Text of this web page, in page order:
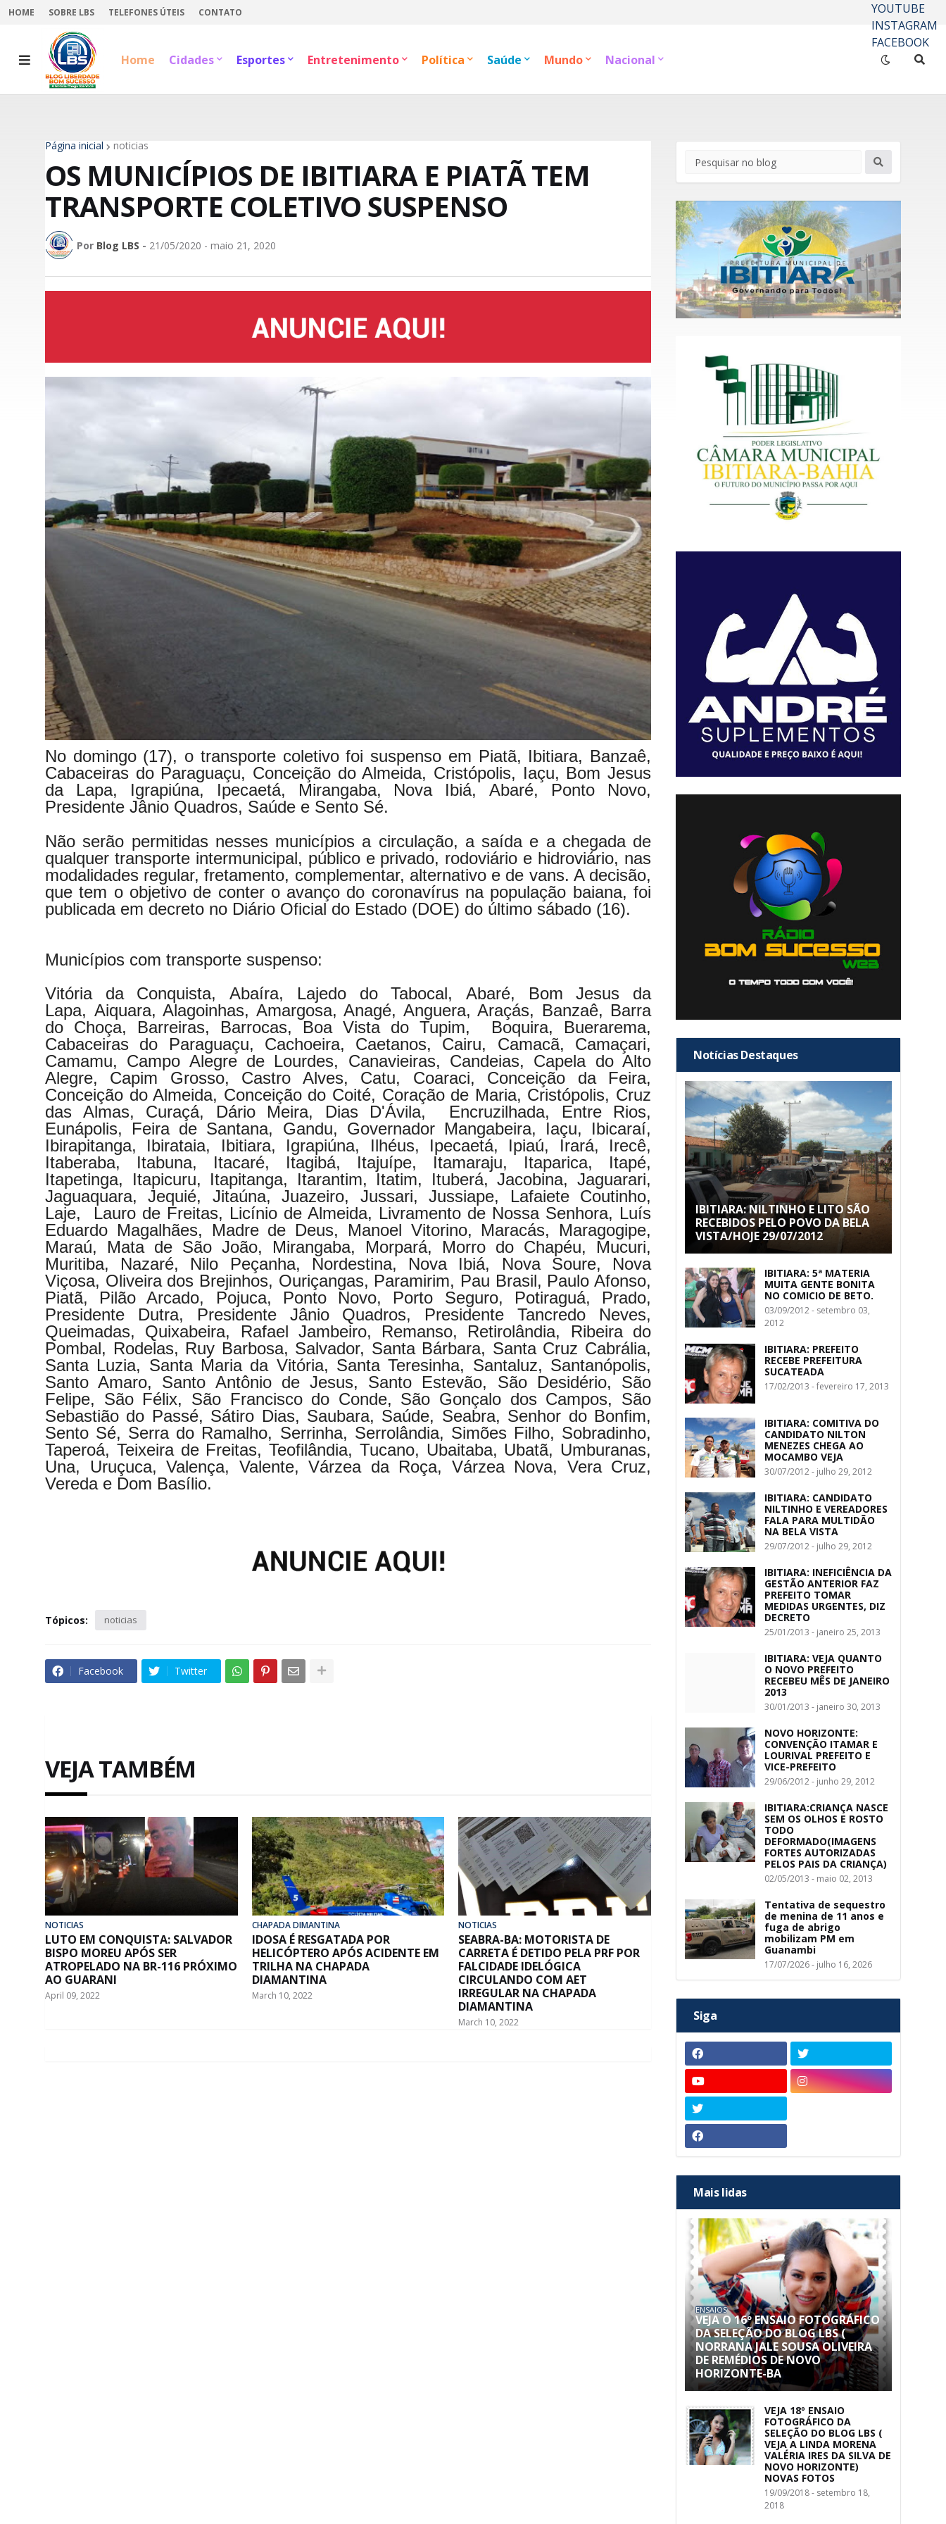
HOME SOBRE LBS TELEFONES ÚTEIS CONTATO
YOUTUBE
INSTAGRAM
FACEBOOK
Home
Cidades Esportes Entretenimento Política Saúde Mundo Nacional
Página inicial noticias
OS MUNICÍPIOS DE IBITIARA E PIATÃ TEM
TRANSPORTE COLETIVO SUSPENSO
Por Blog LBS - 21/05/2020 - maio 21, 2020
No domingo (17), o transporte coletivo foi suspenso em Piatã, Ibitiara, Banzaê,
Cabaceiras do Paraguaçu, Conceição do Almeida, Cristópolis, Iaçu, Bom Jesus
da Lapa, Igrapiúna, Ipecaetá, Mirangaba, Nova Ibiá, Abaré, Ponto Novo,
Presidente Jânio Quadros, Saúde e Sento Sé.
Não serão permitidas nesses municípios a circulação, a saída e a chegada de
qualquer transporte intermunicipal, público e privado, rodoviário e hidroviário, nas
modalidades regular, fretamento, complementar, alternativo e de vans. A decisão,
que tem o objetivo de conter o avanço do coronavírus na população baiana, foi
publicada em decreto no Diário Oficial do Estado (DOE) do último sábado (16).
Municípios com transporte suspenso:
Vitória da Conquista, Abaíra, Lajedo do Tabocal, Abaré, Bom Jesus da
Lapa, Aiquara, Alagoinhas, Amargosa, Anagé, Anguera, Araçás, Banzaê, Barra
do Choça, Barreiras, Barrocas, Boa Vista do Tupim, Boquira, Buerarema,
Cabaceiras do Paraguaçu, Cachoeira, Caetanos, Cairu, Camacã, Camaçari,
Camamu, Campo Alegre de Lourdes, Canavieiras, Candeias, Capela do Alto
Alegre, Capim Grosso, Castro Alves, Catu, Coaraci, Conceição da Feira,
Conceição do Almeida, Conceição do Coité, Coração de Maria, Cristópolis, Cruz
das Almas, Curaçá, Dário Meira, Dias D'Ávila, Encruzilhada, Entre Rios,
Eunápolis, Feira de Santana, Gandu, Governador Mangabeira, Iaçu, Ibicaraí,
Ibirapitanga, Ibirataia, Ibitiara, Igrapiúna, Ilhéus, Ipecaetá, Ipiaú, Irará, Irecê,
Itaberaba, Itabuna, Itacaré, Itagibá, Itajuípe, Itamaraju, Itaparica, Itapé,
Itapetinga, Itapicuru, Itapitanga, Itarantim, Itatim, Ituberá, Jacobina, Jaguarari,
Jaguaquara, Jequié, Jitaúna, Juazeiro, Jussari, Jussiape, Lafaiete Coutinho,
Laje, Lauro de Freitas, Licínio de Almeida, Livramento de Nossa Senhora, Luís
Eduardo Magalhães, Madre de Deus, Manoel Vitorino, Maracás, Maragogipe,
Maraú, Mata de São João, Mirangaba, Morpará, Morro do Chapéu, Mucuri,
Muritiba, Nazaré, Nilo Peçanha, Nordestina, Nova Ibiá, Nova Soure, Nova
Viçosa, Oliveira dos Brejinhos, Ouriçangas, Paramirim, Pau Brasil, Paulo Afonso,
Piatã, Pilão Arcado, Pojuca, Ponto Novo, Porto Seguro, Potiraguá, Prado,
Presidente Dutra, Presidente Jânio Quadros, Presidente Tancredo Neves,
Queimadas, Quixabeira, Rafael Jambeiro, Remanso, Retirolândia, Ribeira do
Pombal, Rodelas, Ruy Barbosa, Salvador, Santa Bárbara, Santa Cruz Cabrália,
Santa Luzia, Santa Maria da Vitória, Santa Teresinha, Santaluz, Santanópolis,
Santo Amaro, Santo Antônio de Jesus, Santo Estevão, São Desidério, São
Felipe, São Félix, São Francisco do Conde, São Gonçalo dos Campos, São
Sebastião do Passé, Sátiro Dias, Saubara, Saúde, Seabra, Senhor do Bonfim,
Sento Sé, Serra do Ramalho, Serrinha, Serrolândia, Simões Filho, Sobradinho,
Taperoá, Teixeira de Freitas, Teofilândia, Tucano, Ubaitaba, Ubatã, Umburanas,
Una, Uruçuca, Valença, Valente, Várzea da Roça, Várzea Nova, Vera Cruz,
Vereda e Dom Basílio.
Tópicos: noticias
Facebook Twitter
VEJA TAMBÉM
NOTICIAS
LUTO EM CONQUISTA: SALVADOR
BISPO MOREU APÓS SER
ATROPELADO NA BR-116 PRÓXIMO
AO GUARANI
April 09, 2022
CHAPADA DIMANTINA
IDOSA É RESGATADA POR
HELICÓPTERO APÓS ACIDENTE EM
TRILHA NA CHAPADA
DIAMANTINA
March 10, 2022
NOTICIAS
SEABRA-BA: MOTORISTA DE
CARRETA É DETIDO PELA PRF POR
FALCIDADE IDELÓGICA
CIRCULANDO COM AET
IRREGULAR NA CHAPADA
DIAMANTINA
March 10, 2022
Notícias Destaques
IBITIARA: NILTINHO E LITO SÃO
RECEBIDOS PELO POVO DA BELA
VISTA/HOJE 29/07/2012
IBITIARA: 5ª MATERIA
MUITA GENTE BONITA
NO COMICIO DE BETO.
03/09/2012 - setembro 03,
2012
IBITIARA: PREFEITO
RECEBE PREFEITURA
SUCATEADA
17/02/2013 - fevereiro 17, 2013
IBITIARA: COMITIVA DO
CANDIDATO NILTON
MENEZES CHEGA AO
MOCAMBO VEJA
30/07/2012 - julho 29, 2012
IBITIARA: CANDIDATO
NILTINHO E VEREADORES
FALA PARA MULTIDÃO
NA BELA VISTA
29/07/2012 - julho 29, 2012
IBITIARA: INEFICIÊNCIA DA
GESTÃO ANTERIOR FAZ
PREFEITO TOMAR
MEDIDAS URGENTES, DIZ
DECRETO
25/01/2013 - janeiro 25, 2013
IBITIARA: VEJA QUANTO
O NOVO PREFEITO
RECEBEU MÊS DE JANEIRO
2013
30/01/2013 - janeiro 30, 2013
NOVO HORIZONTE:
CONVENÇÃO ITAMAR E
LOURIVAL PREFEITO E
VICE-PREFEITO
29/06/2012 - junho 29, 2012
IBITIARA:CRIANÇA NASCE
SEM OS OLHOS E ROSTO
TODO
DEFORMADO(IMAGENS
FORTES AUTORIZADAS
PELOS PAIS DA CRIANÇA)
02/05/2013 - maio 02, 2013
Tentativa de sequestro
de menina de 11 anos e
fuga de abrigo
mobilizam PM em
Guanambi
17/07/2026 - julho 16, 2026
Siga
Mais lidas
ENSAIOS
VEJA O 16º ENSAIO FOTOGRÁFICO
DA SELEÇÃO DO BLOG LBS (
NORRANA JALE SOUSA OLIVEIRA
DE REMÉDIOS DE NOVO
HORIZONTE-BA
VEJA 18º ENSAIO
FOTOGRÁFICO DA
SELEÇÃO DO BLOG LBS (
VEJA A LINDA MORENA
VALÉRIA IRES DA SILVA DE
NOVO HORIZONTE)
NOVAS FOTOS
19/09/2018 - setembro 18,
2018